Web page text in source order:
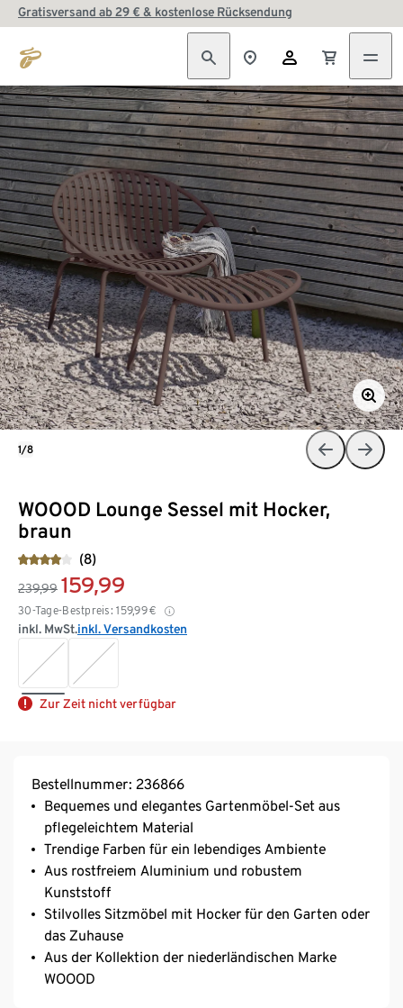
Gratisversand ab 29 € & kostenlose Rücksendung
WOOOD Lounge Sessel mit Hocker,
braun
(8)
239,99 159,99
30-Tage-Bestpreis: 159,99€
inkl. MwSt.inkl. Versandkosten
Zur Zeit nicht verfügbar
1/8
Bestellnummer: 236866
Bequemes und elegantes Gartenmöbel-Set aus
pflegeleichtem Material
Trendige Farben für ein lebendiges Ambiente
Aus rostfreiem Aluminium und robustem
Kunststoff
Stilvolles Sitzmöbel mit Hocker für den Garten oder
das Zuhause
Aus der Kollektion der niederländischen Marke
WOOOD